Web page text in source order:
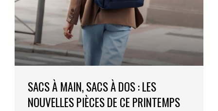
SACS À MAIN, SACS À DOS : LES
NOUVELLES PIÈCES DE CE PRINTEMPS